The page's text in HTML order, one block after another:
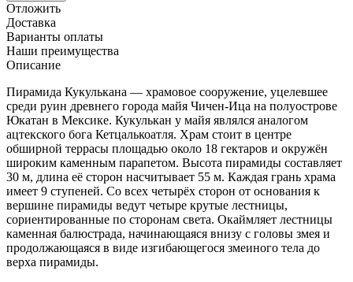
Отложить
Доставка
Варианты оплаты
Наши преимущества
Описание
Пирамида Кукулькана — храмовое сооружение, уцелевшее
среди руин древнего города майя Чичен-Ица на полуострове
Юкатан в Мексике. Кукулькан у майя являлся аналогом
ацтекского бога Кетцалькоатля. Храм стоит в центре
обширной террасы площадью около 18 гектаров и окружён
широким каменным парапетом. Высота пирамиды составляет
30 м, длина её сторон насчитывает 55 м. Каждая грань храма
имеет 9 ступеней. Со всех четырёх сторон от основания к
вершине пирамиды ведут четыре крутые лестницы,
сориентированные по сторонам света. Окаймляет лестницы
каменная балюстрада, начинающаяся внизу с головы змея и
продолжающаяся в виде изгибающегося змеиного тела до
верха пирамиды.